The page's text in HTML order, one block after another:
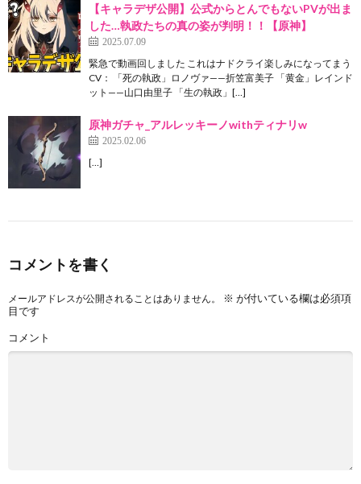
【キャラデザ公開】公式からとんでもないPVが出ま
した…執政たちの真の姿が判明！！【原神】
2025.07.09
緊急で動画回しました これはナドクライ楽しみになってまう
CV： 「死の執政」ロノヴァ——折笠富美子 「黄金」レインド
ット——山口由里子 「生の執政」[…]
原神ガチャ_アルレッキーノwithティナリw
2025.02.06
[…]
コメントを書く
メールアドレスが公開されることはありません。 ※ が付いている欄は必須項
目です
コメント